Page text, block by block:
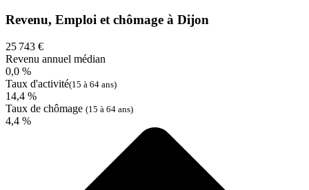
Revenu, Emploi et chômage à Dijon
25 743 €
Revenu annuel médian
0,0 %
Taux d'activité(15 à 64 ans)
14,4 %
Taux de chômage (15 à 64 ans)
4,4 %